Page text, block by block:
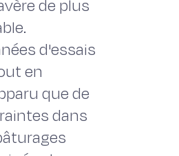
de plus
d'essais
en
que de
dans